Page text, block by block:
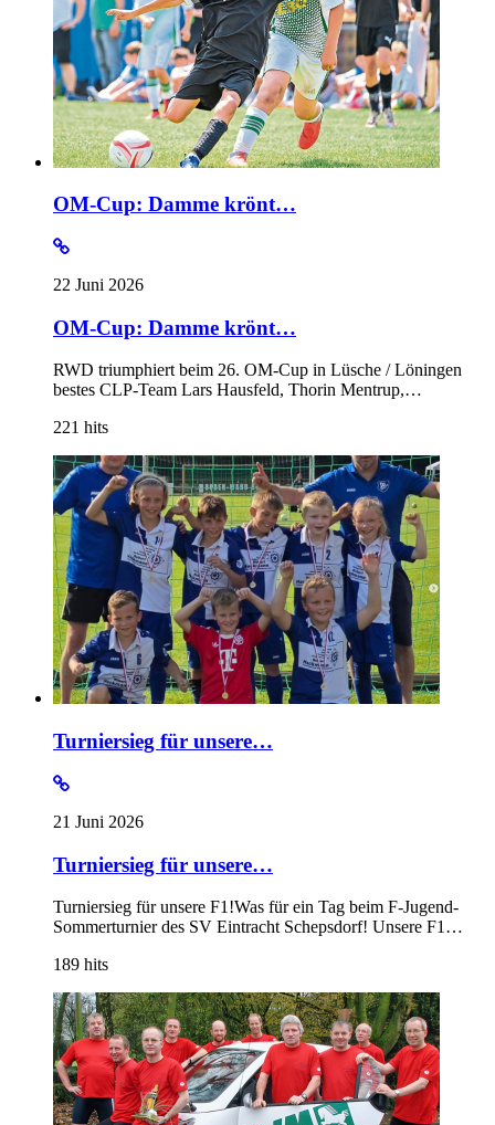
OM-Cup: Damme krönt…
22 Juni 2026
OM-Cup: Damme krönt…
RWD triumphiert beim 26. OM-Cup in Lüsche / Löningen
bestes CLP-Team Lars Hausfeld, Thorin Mentrup,…
221 hits
Turniersieg für unsere…
21 Juni 2026
Turniersieg für unsere…
Turniersieg für unsere F1!Was für ein Tag beim F-Jugend-
Sommerturnier des SV Eintracht Schepsdorf! Unsere F1…
189 hits